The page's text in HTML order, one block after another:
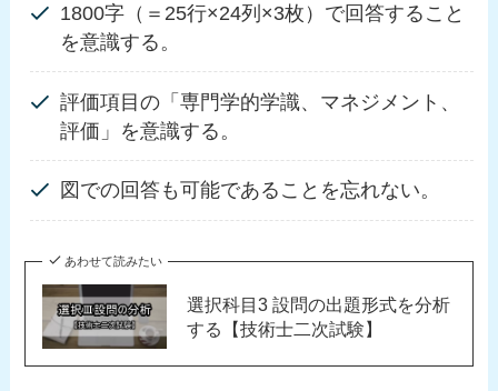
1800字（＝25行×24列×3枚）で回答すること
を意識する。
評価項目の「専門学的学識、マネジメント、
評価」を意識する。
図での回答も可能であることを忘れない。
あわせて読みたい
選択科目3 設問の出題形式を分析
する【技術士二次試験】